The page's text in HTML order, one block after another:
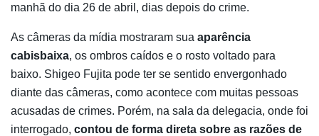
manhã do dia 26 de abril, dias depois do crime.
As câmeras da mídia mostraram sua aparência
cabisbaixa, os ombros caídos e o rosto voltado para
baixo. Shigeo Fujita pode ter se sentido envergonhado
diante das câmeras, como acontece com muitas pessoas
acusadas de crimes. Porém, na sala da delegacia, onde foi
interrogado, contou de forma direta sobre as razões de